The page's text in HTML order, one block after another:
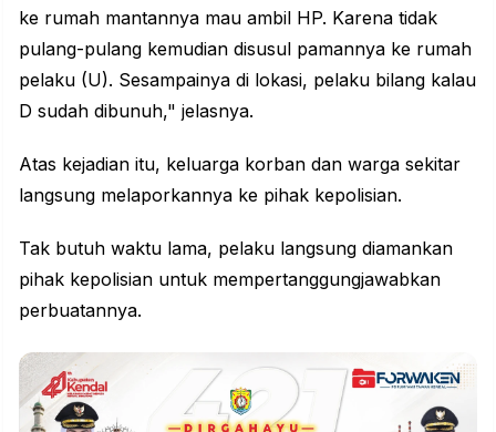
ke rumah mantannya mau ambil HP. Karena tidak
pulang-pulang kemudian disusul pamannya ke rumah
pelaku (U). Sesampainya di lokasi, pelaku bilang kalau
D sudah dibunuh," jelasnya.
Atas kejadian itu, keluarga korban dan warga sekitar
langsung melaporkannya ke pihak kepolisian.
Tak butuh waktu lama, pelaku langsung diamankan
pihak kepolisian untuk mempertanggungjawabkan
perbuatannya.